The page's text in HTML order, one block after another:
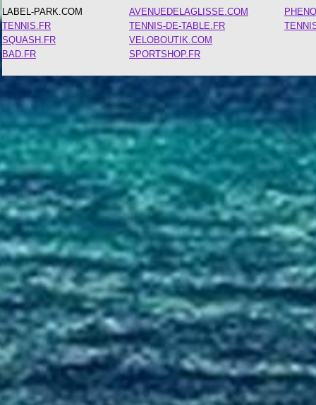
LABEL-PARK.COM
TENNIS.FR
SQUASH.FR
BAD.FR
AVENUEDELAGLISSE.COM
TENNIS-DE-TABLE.FR
VELOBOUTIK.COM
SPORTSHOP.FR